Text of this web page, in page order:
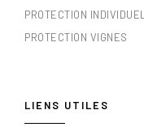
PROTECTION
PROTECTION VIGNES
LIENS UTILES